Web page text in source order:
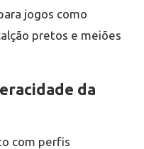
jogos como
pretos e meiões
da
com perfis